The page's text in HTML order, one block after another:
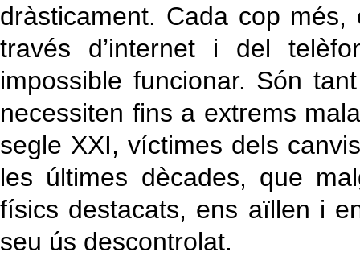
dràsticament. Cada cop
través d’internet i del
impossible funcionar. Són
necessiten fins a extrems
segle XXI, víctimes dels
les últimes dècades, que
físics destacats, ens aïllen i
seu ús descontrolat.